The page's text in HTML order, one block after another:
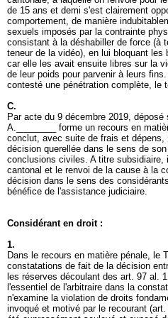
de 15 ans et demi s'est clairement
comportement, de manière
sexuels imposés par la contrainte
consistant à la déshabiller de force (à
teneur de la vidéo), en lui bloquant
car elle les avait ensuite libres sur la
de leur poids pour parvenir à leurs
contesté une pénétration complète, le
C.
Par acte du 9 décembre 2019,
A.________ forme un recours en
conclut, avec suite de frais et
décision querellée dans le sens de
conclusions civiles. A titre subsidiaire,
cantonal et le renvoi de la cause à la
décision dans le sens des
bénéfice de l'assistance judiciaire.
Considérant en droit :
1.
Dans le recours en matière pénale, le
constatations de fait de la décision
les réserves découlant des art. 97 al.
l'essentiel de l'arbitraire dans la
n'examine la violation de droits
invoqué et motivé par le recourant (art.